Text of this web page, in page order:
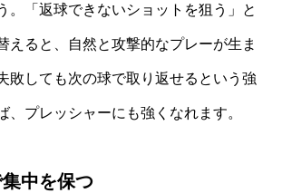
。「返球できないショットを狙う」と
えると、自然と攻撃的なプレーが生ま
敗しても次の球で取り返せるという強
、プレッシャーにも強くなれます。
中を保つ